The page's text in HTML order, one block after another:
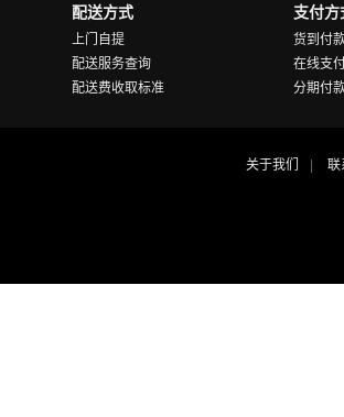
配送方式
上门自提
配送服务查询
配送费收取标准
支付方
货到付
在线支
分期付
关于我们 联